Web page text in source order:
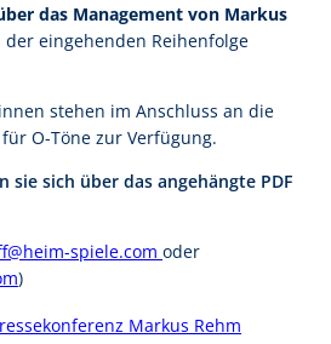
das Management von Markus
der eingehenden Reihenfolge
stehen im Anschluss an die
O-Töne zur Verfügung.
sie sich über das angehängte PDF
spiele.com oder
)
Markus Rehm